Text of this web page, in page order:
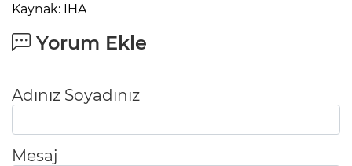
Kaynak: İHA
Yorum Ekle
Adınız Soyadınız
Mesaj